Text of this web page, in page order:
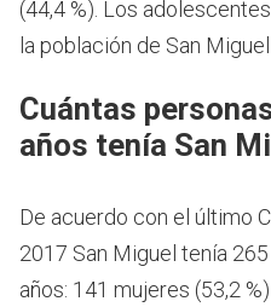
(44,4 %). Los
la población de San
Cuántas
años tenía San
De acuerdo con el último
2017 San Miguel tenía
años: 141 mujeres (53,2